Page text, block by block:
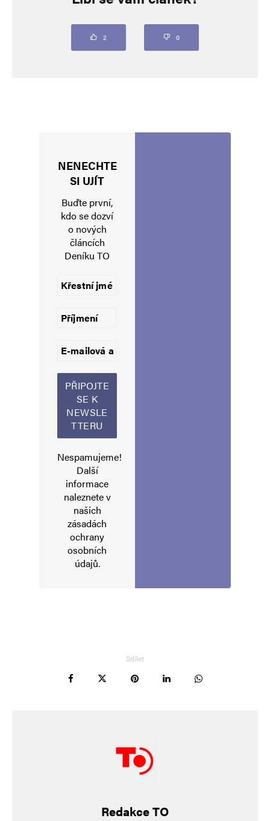
Uložit do prohlížeče jméno, e-mail a webovou stránku pro budoucí
Informujte mě o nových komentářích e-mailem.
Alternative:
2 0
NENECHTE
SI UJÍT
Buďte první,
kdo se dozví
o nových
článcích
Deníku TO
Nespamujeme!
Další
informace
naleznete v
našich
zásadách
ochrany
osobních
údajů.
Sdílet
Redakce TO